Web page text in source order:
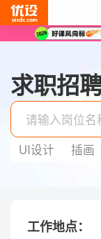
求职招
UI设计
插画
工作地点：